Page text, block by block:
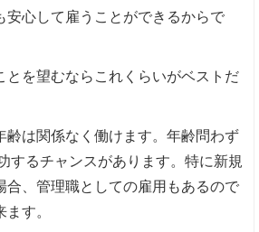
安心して雇うことができるからで
とを望むならこれくらいがベストだ
齢は関係なく働けます。年齢問わず
するチャンスがあります。特に新規
合、管理職としての雇用もあるので
す。